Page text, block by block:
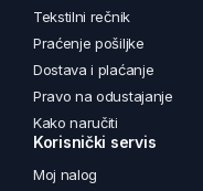
Tekstilni rečnik
Praćenje pošiljke
Dostava i plaćanje
Pravo na odustajanje
Kako naručiti
Korisnički servis
Moj nalog